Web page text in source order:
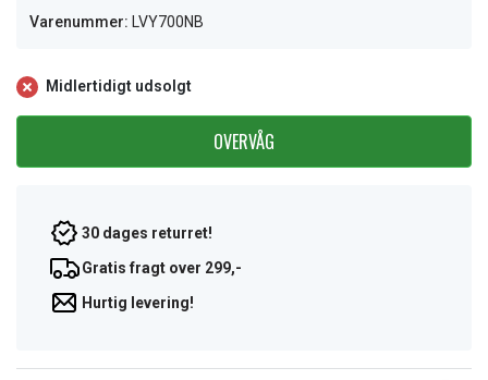
Varenummer: LVY700NB
Midlertidigt udsolgt
OVERVÅG
30 dages returret!
Gratis fragt over 299,-
Hurtig levering!